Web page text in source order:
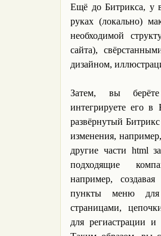
Ещё до Битрикса, у
руках (локально)
необходимой
сайта),
дизайном,
Затем, вы
интегрируете его в
развёрнутый
изменения,
другие части html
подходящие
например,
пункты меню для
страницами,
для региастрации